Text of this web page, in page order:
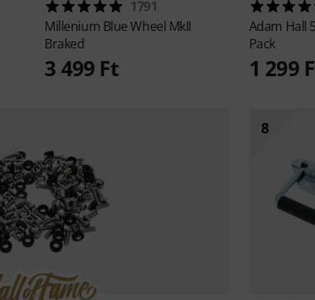
1791
Millenium Blue Wheel MkII
Braked
3 499 Ft
Adam Hall
Pack
1 299
8